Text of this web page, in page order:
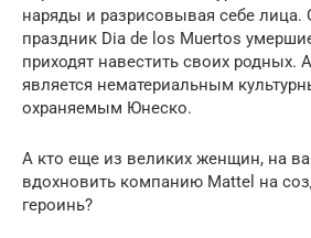
наряды и разрисовывая себе лица.
праздник Dia de los Muertos
приходят навестить своих родных.
является нематериальным
охраняемым Юнеско.
А кто еще из великих женщин, на
вдохновить компанию Mattel на
героинь?